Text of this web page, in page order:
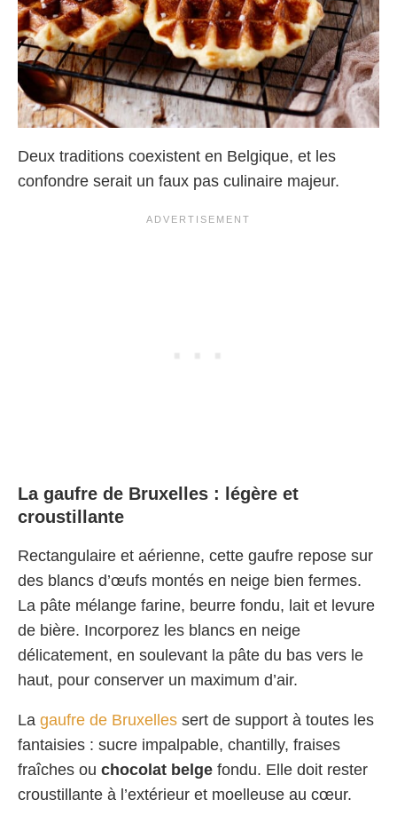
Deux traditions coexistent en Belgique, et les
confondre serait un faux pas culinaire majeur.
La gaufre de Bruxelles : légère et
croustillante
Rectangulaire et aérienne, cette gaufre repose sur
des blancs d’œufs montés en neige bien fermes.
La pâte mélange farine, beurre fondu, lait et levure
de bière. Incorporez les blancs en neige
délicatement, en soulevant la pâte du bas vers le
haut, pour conserver un maximum d’air.
La gaufre de Bruxelles sert de support à toutes les
fantaisies : sucre impalpable, chantilly, fraises
fraîches ou chocolat belge fondu. Elle doit rester
croustillante à l’extérieur et moelleuse au cœur.